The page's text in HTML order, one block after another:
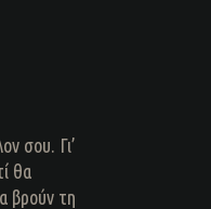
σου. Γι’
θα
βρούν τη